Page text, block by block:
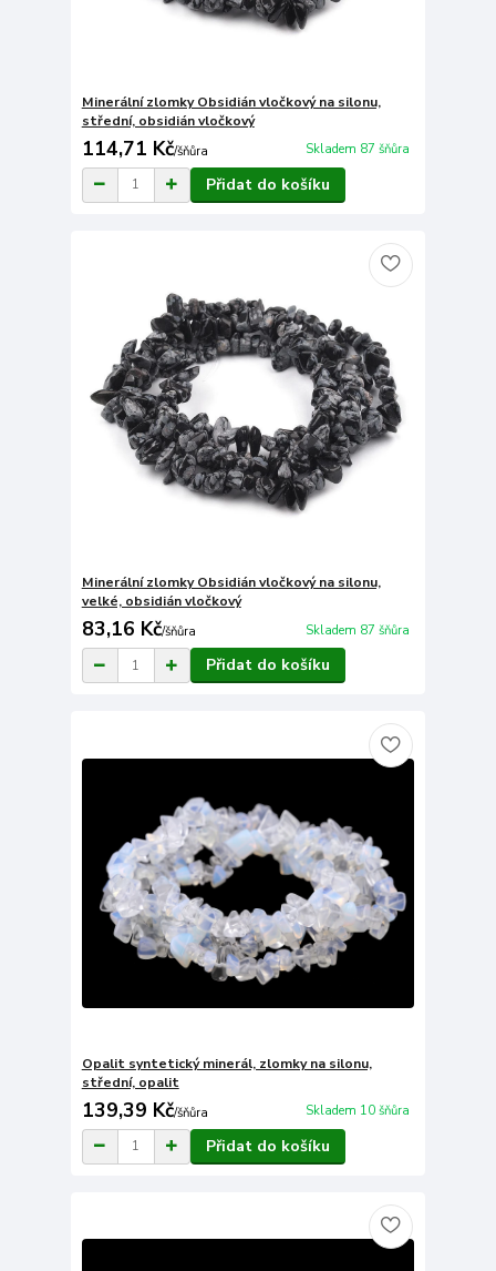
Minerální zlomky Obsidián vločkový na silonu,
střední, obsidián vločkový
114,71 Kč/šňůra Skladem 87 šňůra
Přidat do košíku
Minerální zlomky Obsidián vločkový na silonu,
velké, obsidián vločkový
83,16 Kč/šňůra Skladem 87 šňůra
Přidat do košíku
Opalit syntetický minerál, zlomky na silonu,
střední, opalit
139,39 Kč/šňůra Skladem 10 šňůra
Přidat do košíku